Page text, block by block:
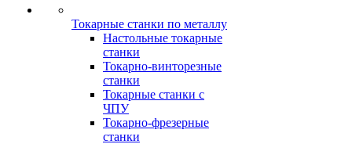
Токарные станки по металлу
Настольные токарные
станки
Токарно-винторезные
станки
Токарные станки с
ЧПУ
Токарно-фрезерные
станки